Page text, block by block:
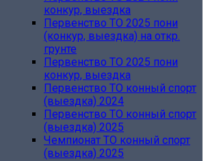
конкур, выездка
Первенство ТО 2025 пони
(конкур, выездка) на откр.
грунте
Первенство ТО 2025 пони
конкур, выездка
Первенство ТО конный спорт
(выездка) 2024
Первенство ТО конный спорт
(выездка) 2025
Чемпионат ТО конный спорт
(выездка) 2025